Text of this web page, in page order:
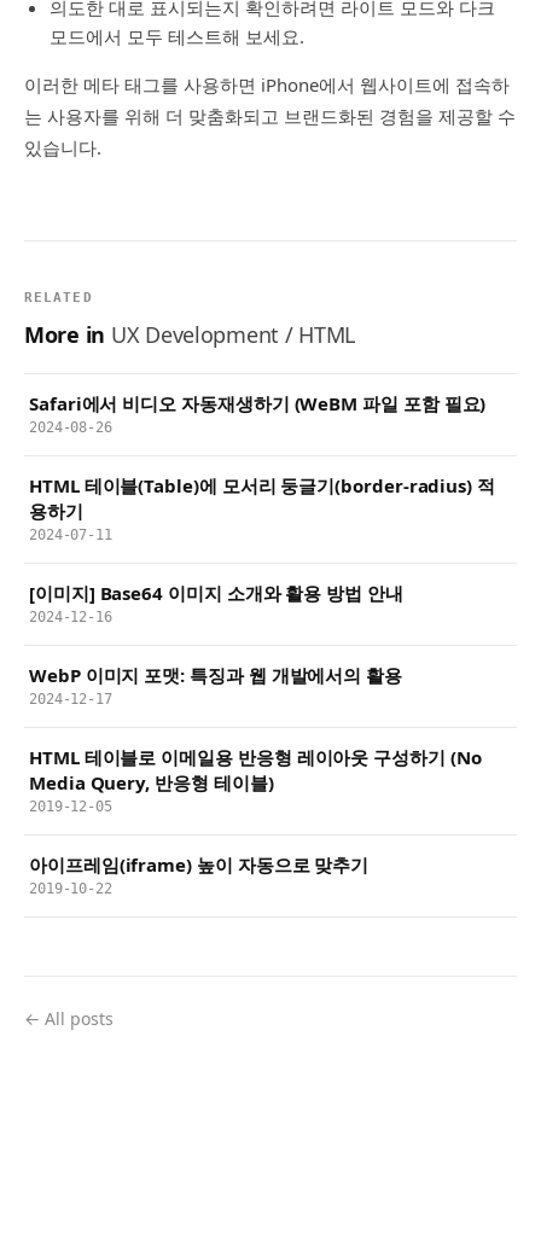
의도한 대로 표시되는지 확인하려면 라이트 모드와 다크
모드에서 모두 테스트해 보세요.
이러한 메타 태그를 사용하면 iPhone에서 웹사이트에 접속하
는 사용자를 위해 더 맞춤화되고 브랜드화된 경험을 제공할 수
있습니다.
RELATED
More in UX Development / HTML
Safari에서 비디오 자동재생하기 (WeBM 파일 포함 필요)
2024-08-26
HTML 테이블(Table)에 모서리 둥글기(border-radius) 적
용하기
2024-07-11
[이미지] Base64 이미지 소개와 활용 방법 안내
2024-12-16
WebP 이미지 포맷: 특징과 웹 개발에서의 활용
2024-12-17
HTML 테이블로 이메일용 반응형 레이아웃 구성하기 (No
Media Query, 반응형 테이블)
2019-12-05
아이프레임(iframe) 높이 자동으로 맞추기
2019-10-22
← All posts